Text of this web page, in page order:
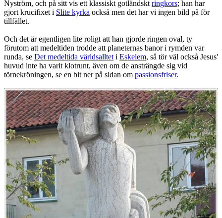
Nyström, och på sitt vis ett klassiskt gotländsktringkors; han har
gjort krucifixet i Slite kyrka också men det har vi ingen bild på för
tillfället.
Och det är egentligen lite roligt att han gjorde ringen oval, ty
förutom att medeltiden trodde att planeternas banor i rymden var
runda, se Det medeltida världsallteti Eskelem, så tör väl också Jesus'
huvud inte ha varit klotrunt, även om de ansträngde sig vid
törnekröningen, se en bit ner på sidan om passionsfriser.